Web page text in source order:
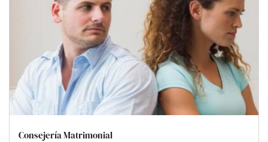
Consejería Matrimonial